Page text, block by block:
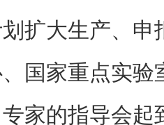
扩大生产、申
国家重点实验
家的指导会起